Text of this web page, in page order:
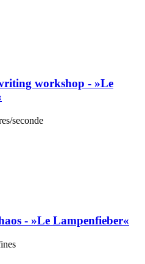
workshop - »Le
seconde
- »Le Lampenfieber«